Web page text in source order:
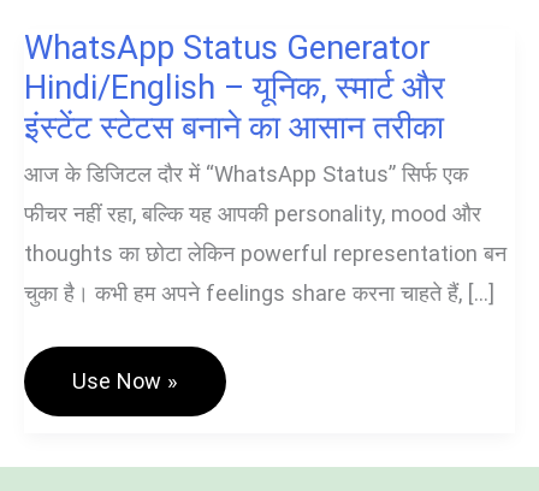
WhatsApp Status Generator
Hindi/English – यूनिक, स्मार्ट और
इंस्टेंट स्टेटस बनाने का आसान तरीका
आज के डिजिटल दौर में “WhatsApp Status” सिर्फ एक
फीचर नहीं रहा, बल्कि यह आपकी personality, mood और
thoughts का छोटा लेकिन powerful representation बन
चुका है। कभी हम अपने feelings share करना चाहते हैं, […]
WhatsApp
Generator
–
Use Now »